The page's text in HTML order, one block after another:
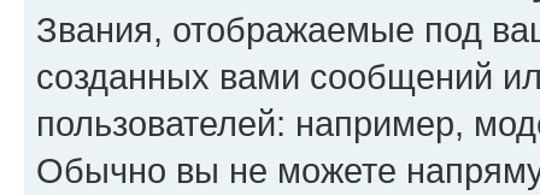
Звания, отображаемые под
созданных вами сообщений
пользователей: например,
Обычно вы не можете